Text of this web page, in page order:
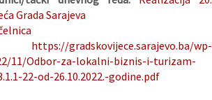
Grada Sarajeva
https://gradskovijece.sarajevo.ba/wp-
11/Odbor-za-lokalni-biznis-i-turizam-
22-od-26.10.2022.-godine.pdf